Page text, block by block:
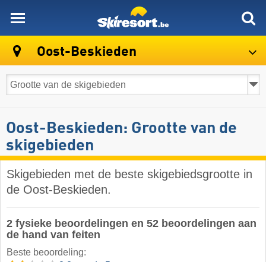
Oost-Beskieden
Oost-Beskieden: Grootte van de
skigebieden
Skigebieden met de beste skigebiedsgrootte in
de Oost-Beskieden.
2 fysieke beoordelingen en 52 beoordelingen aan
de hand van feiten
Beste beoordeling: